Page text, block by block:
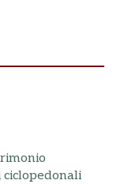
ciclopedonali